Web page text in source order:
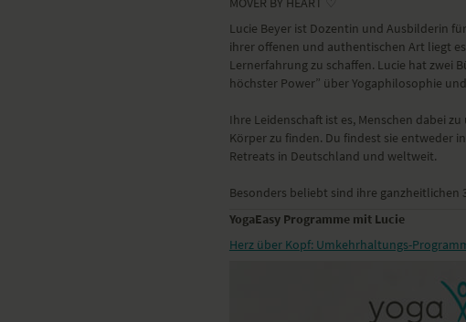
Lucie Beyer ist Dozentin und Ausbilderin
ihrer offenen und authentischen Art liegt
Lernerfahrung zu schaffen. Lucie hat zwei
höchster Power” über Yogaphilosophie
Ihre Leidenschaft ist es, Menschen dabei
Körper zu finden. Du findest sie entweder
Retreats in Deutschland und weltweit.
Besonders beliebt sind ihre ganzheitlichen
YogaEasy Programme mit Lucie
Herz über Kopf: Umkehrhaltungs-